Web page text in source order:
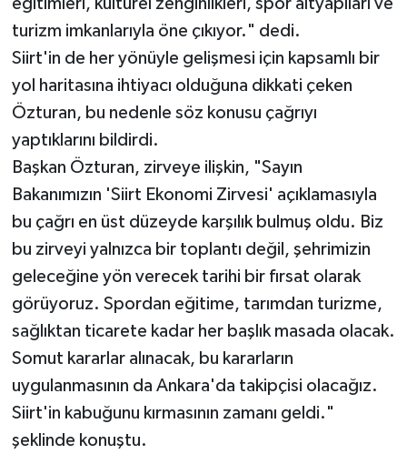
turizm imkanlarıyla öne çıkıyor." dedi.
Siirt'in de her yönüyle gelişmesi için kapsamlı bir
yol haritasına ihtiyacı olduğuna dikkati çeken
Özturan, bu nedenle söz konusu çağrıyı
yaptıklarını bildirdi.
Başkan Özturan, zirveye ilişkin, "Sayın
Bakanımızın 'Siirt Ekonomi Zirvesi' açıklamasıyla
bu çağrı en üst düzeyde karşılık bulmuş oldu. Biz
bu zirveyi yalnızca bir toplantı değil, şehrimizin
geleceğine yön verecek tarihi bir fırsat olarak
görüyoruz. Spordan eğitime, tarımdan turizme,
sağlıktan ticarete kadar her başlık masada olacak.
Somut kararlar alınacak, bu kararların
uygulanmasının da Ankara'da takipçisi olacağız.
Siirt'in kabuğunu kırmasının zamanı geldi."
şeklinde konuştu.